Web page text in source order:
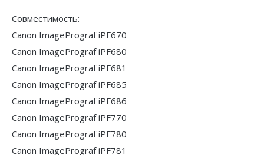
Совместимость:
Canon ImagePrograf iPF670
Canon ImagePrograf iPF680
Canon ImagePrograf iPF681
Canon ImagePrograf iPF685
Canon ImagePrograf iPF686
Canon ImagePrograf iPF770
Canon ImagePrograf iPF780
Canon ImagePrograf iPF781